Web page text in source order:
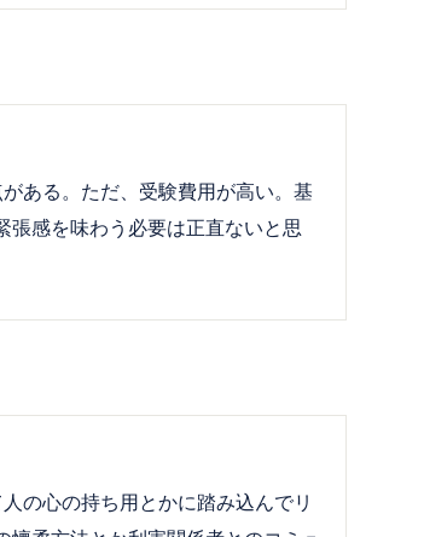
ある。ただ、受験費用が高い。基
感を味わう必要は正直ないと思
の心の持ち用とかに踏み込んでリ